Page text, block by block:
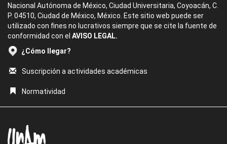
Nacional Autónoma de México, Ciudad Universitaria, Coyoacán, C.
P. 04510, Ciudad de México, México. Este sitio web puede ser
utilizado con fines no lucrativos siempre que se cite la fuente de
conformidad con el AVISO LEGAL.
¿Cómo llegar?
Suscripción a actividades académicas
Normatividad